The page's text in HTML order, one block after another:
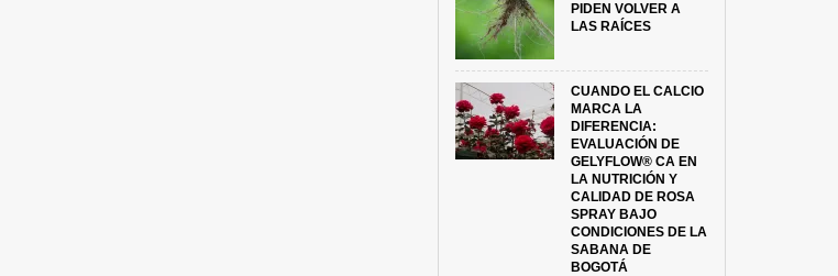
PIDEN VOLVER A
LAS RAÍCES
CUANDO EL CALCIO
MARCA LA
DIFERENCIA:
EVALUACIÓN DE
GELYFLOW® CA EN
LA NUTRICIÓN Y
CALIDAD DE ROSA
SPRAY BAJO
CONDICIONES DE LA
SABANA DE
BOGOTÁ